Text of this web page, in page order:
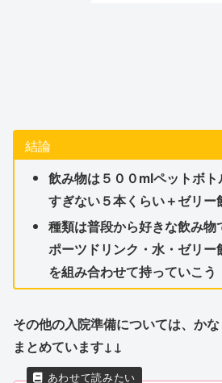
結論
飲み物は５００mlペットボト
すぎない５本くらい＋ゼリー
種類は普段から好きな飲み物
ポーツドリンク・水・ゼリ
を組み合わせて持っていこう
その他の入院準備については、か
まとめています↓↓